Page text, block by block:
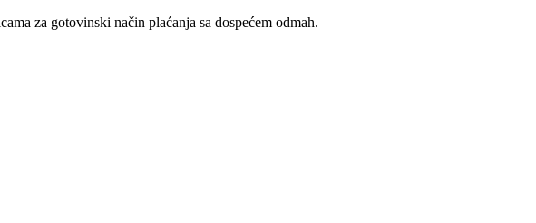
za gotovinski način plaćanja sa dospećem odmah.